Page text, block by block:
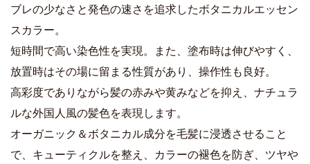
ブレの少なさと発色の速さを追求したボタニカルエッセン
スカラー。
短時間で高い染色性を実現。また、塗布時は伸びやすく、
放置時はその場に留まる性質があり、操作性も良好。
高彩度でありながら髪の赤みや黄みなどを抑え、ナチュラ
ルな外国人風の髪色を表現します。
オーガニック＆ボタニカル成分を毛髪に浸透させること
で、キューティクルを整え、カラーの褪色を防ぎ、ツヤや